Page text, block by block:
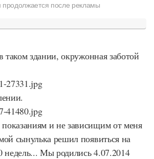
продолжается после рекламы
таком здании, окружонная заботой
и не зависищим от меня
сынулька решил появиться на
недель... Мы родились 4.07.2014